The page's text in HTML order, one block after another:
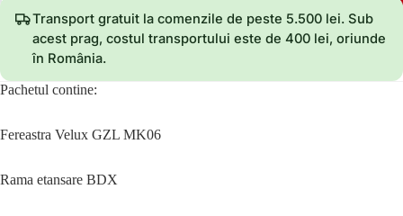
Transport gratuit la comenzile de peste 5.500 lei. Sub
acest prag, costul transportului este de 400 lei, oriunde
în România.
Pachetul contine:
Fereastra Velux GZL MK06
Rama etansare BDX